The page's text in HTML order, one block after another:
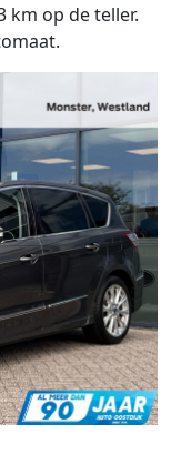
km op de teller.